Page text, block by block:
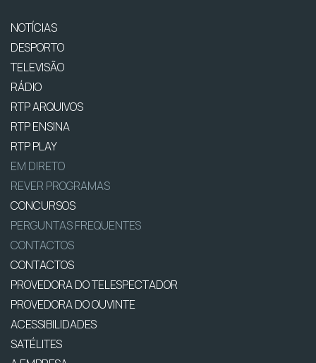
NOTÍCIAS
DESPORTO
TELEVISÃO
RÁDIO
RTP ARQUIVOS
RTP ENSINA
RTP PLAY
EM DIRETO
REVER PROGRAMAS
CONCURSOS
PERGUNTAS FREQUENTES
CONTACTOS
CONTACTOS
PROVEDORA DO TELESPECTADOR
PROVEDORA DO OUVINTE
ACESSIBILIDADES
SATÉLITES